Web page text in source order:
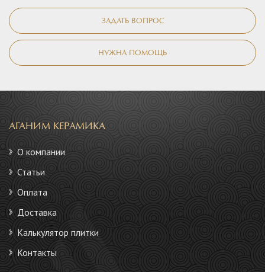
ЗАДАТЬ ВОПРОС
НУЖНА ПОМОЩЬ
АГАНИМ КЕРАМИКА
О компании
Статьи
Оплата
Доставка
Калькулятор плитки
Контакты